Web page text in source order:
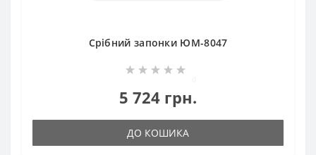
Срібний запонки ЮМ-8047
5 724 грн.
ДО КОШИКА